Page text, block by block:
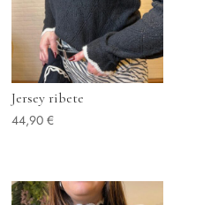
Jersey ribete
44,90€